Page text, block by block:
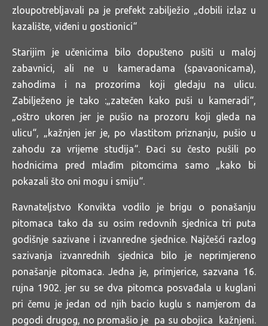
zloupotrebljavali pa je prefekt zabilježio „dobili izlaz u
kazalište, viđeni u gostionici“
Starijim je učenicima bilo dopušteno pušiti u maloj
zabavnici, ali ne u kameradama (spavaonicama),
zahodima i na prozorima koji gledaju na ulicu.
Zabilježeno je tako :„zatečen kako puši u kameradi“,
„oštro ukoren jer je pušio na prozoru koji gleda na
ulicu“, „kažnjen jer je, po vlastitom priznanju, pušio u
zahodu za vrijeme studija“. Đaci su često pušili po
hodnicima pred mlađim pitomcima samo „kako bi
pokazali što oni mogu i smiju“.
Ravnateljstvo Konvikta vodilo je brigu o ponašanju
pitomaca tako da su osim redovnih sjednica tri puta
godišnje sazivane i izvanredne sjednice. Najčešći razlog
sazivanja izvanrednih sjednica bilo je neprimjereno
ponašanje pitomaca. Jedna je, primjerice, sazvana 16.
rujna 1902. jer su se dva pitomca posvađala u kuglani
pri čemu je jedan od njih bacio kuglu s namjerom da
pogodi drugog, no promašio je pa su obojica kažnjeni.